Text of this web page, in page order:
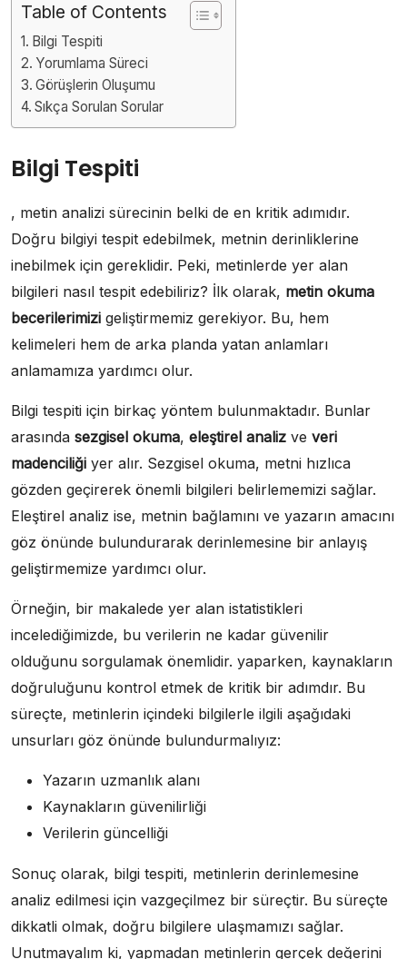
Table of Contents
Bilgi Tespiti
Yorumlama Süreci
Görüşlerin Oluşumu
Sıkça Sorulan Sorular
Bilgi Tespiti
, metin analizi sürecinin belki de en kritik adımıdır.
Doğru bilgiyi tespit edebilmek, metnin derinliklerine
inebilmek için gereklidir. Peki, metinlerde yer alan
bilgileri nasıl tespit edebiliriz? İlk olarak, metin okuma
becerilerimizi geliştirmemiz gerekiyor. Bu, hem
kelimeleri hem de arka planda yatan anlamları
anlamamıza yardımcı olur.
Bilgi tespiti için birkaç yöntem bulunmaktadır. Bunlar
arasında sezgisel okuma, eleştirel analiz ve veri
madenciliği yer alır. Sezgisel okuma, metni hızlıca
gözden geçirerek önemli bilgileri belirlememizi sağlar.
Eleştirel analiz ise, metnin bağlamını ve yazarın amacını
göz önünde bulundurarak derinlemesine bir anlayış
geliştirmemize yardımcı olur.
Örneğin, bir makalede yer alan istatistikleri
incelediğimizde, bu verilerin ne kadar güvenilir
olduğunu sorgulamak önemlidir. yaparken, kaynakların
doğruluğunu kontrol etmek de kritik bir adımdır. Bu
süreçte, metinlerin içindeki bilgilerle ilgili aşağıdaki
unsurları göz önünde bulundurmalıyız:
Yazarın uzmanlık alanı
Kaynakların güvenilirliği
Verilerin güncelliği
Sonuç olarak, bilgi tespiti, metinlerin derinlemesine
analiz edilmesi için vazgeçilmez bir süreçtir. Bu süreçte
dikkatli olmak, doğru bilgilere ulaşmamızı sağlar.
Unutmayalım ki, yapmadan metinlerin gerçek değerini